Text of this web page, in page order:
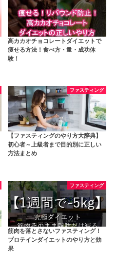
高カカオチョコレートダイエットで
痩せる方法！食べ方・量・成功体
験！
ファスティング
【ファスティングのやり方大辞典】
初心者～上級者まで目的別に正しい
方法まとめ
ファスティング
筋肉を落とさないファスティング！
プロテインダイエットのやり方と効
果